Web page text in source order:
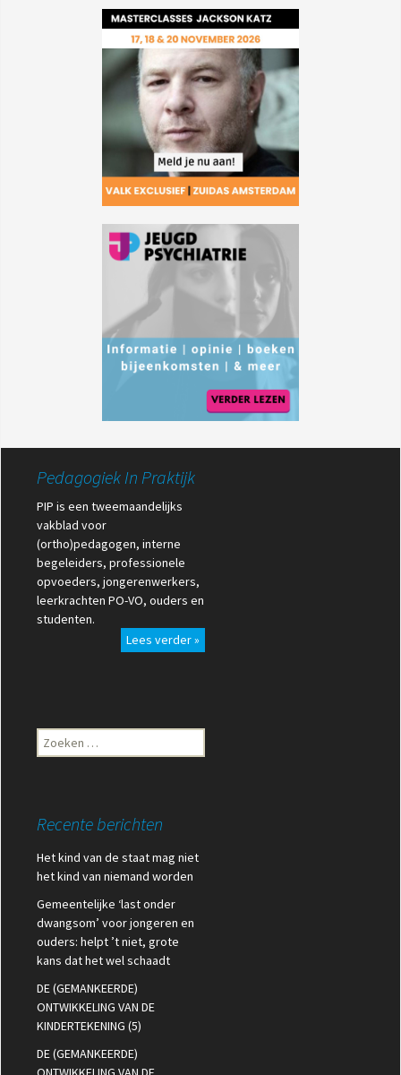
Pedagogiek In Praktijk
PIP is een tweemaandelijks
vakblad voor
(ortho)pedagogen, interne
begeleiders, professionele
opvoeders, jongerenwerkers,
leerkrachten PO-VO, ouders en
studenten.
Lees verder »
Zoeken
naar:
Recente berichten
Het kind van de staat mag niet
het kind van niemand worden
Gemeentelijke ‘last onder
dwangsom’ voor jongeren en
ouders: helpt ’t niet, grote
kans dat het wel schaadt
DE (GEMANKEERDE)
ONTWIKKELING VAN DE
KINDERTEKENING (5)
DE (GEMANKEERDE)